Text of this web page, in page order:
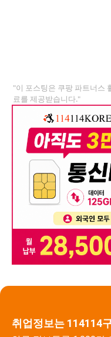
취업정보는 114114
"이 포스팅은 쿠팡 파트너스
료를 제공받습니다."